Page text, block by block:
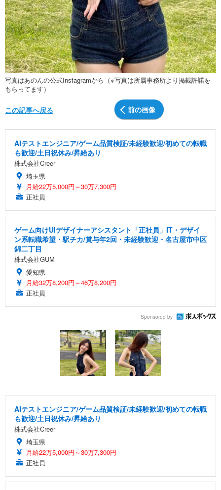
写真はあのんの公式Instagramから（※写真は所属事務所より掲載許諾を
もらってます）
前の画像
この記事へ戻る
AIテストエンジニア/ゲーム品質検証/未経験歓迎/初めての転職
も歓迎/土日祝休み/昇給あり
株式会社Creer
埼玉県
月給22万5,000円～30万7,300円
正社員
ゲーム向けUIデザイナーアシスタント「正社員」IT・デザイ
ン系転職希望・駅チカ/賞与年2回・未経験歓迎・名古屋市中区
錦二丁目
株式会社GUM
愛知県
月給32万8,200円～46万8,200円
正社員
Sponsored by
AIテストエンジニア/ゲーム品質検証/未経験歓迎/初めての転職
も歓迎/土日祝休み/昇給あり
株式会社Creer
埼玉県
月給22万5,000円～30万7,300円
正社員